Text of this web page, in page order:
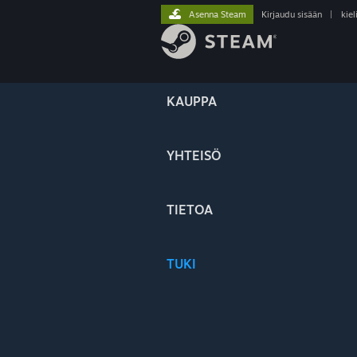
KAUPPA
YHTEISÖ
TIETOA
TUKI
Asenna Steam Kirjaudu sisään kieli